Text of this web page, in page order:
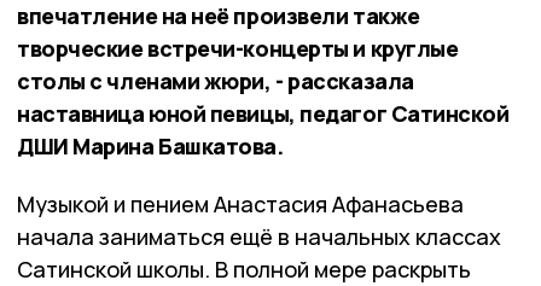
впечатление на неё произвели также
творческие встречи-концерты и круглые
столы с членами жюри, - рассказала
наставница юной певицы, педагог Сатинской
ДШИ Марина Башкатова.
Музыкой и пением Анастасия Афанасьева
начала заниматься ещё в начальных классах
Сатинской школы. В полной мере раскрыть